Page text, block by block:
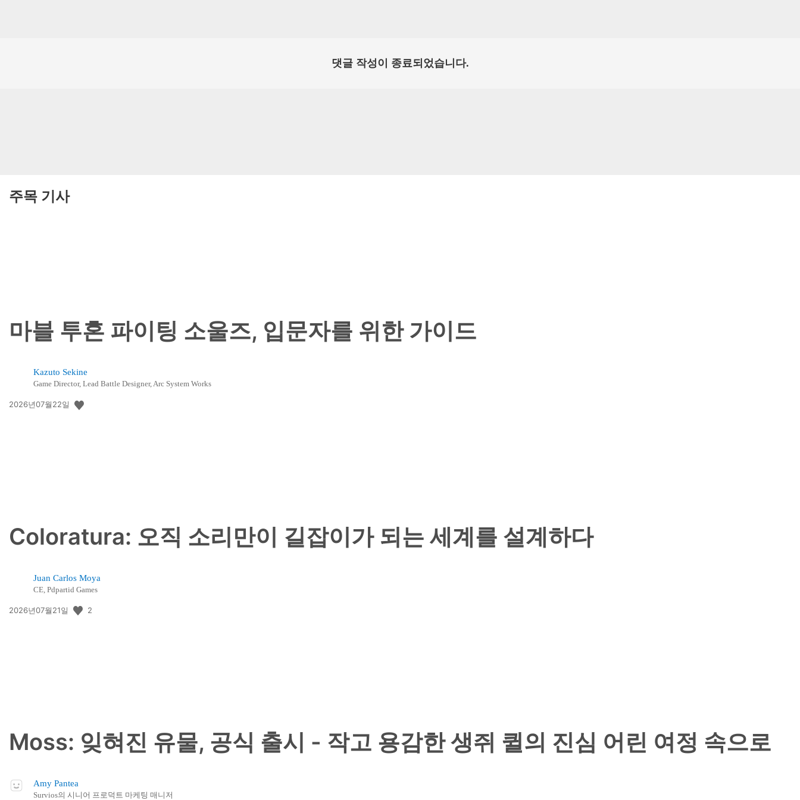
댓글 작성이 종료되었습니다.
주목 기사
마블 투혼 파이팅 소울즈, 입문자를 위한 가이드
Kazuto Sekine
Game Director, Lead Battle Designer, Arc System Works
공
2026년07월22일
Coloratura: 오직 소리만이 길잡이가 되는 세계를 설계하다
Juan Carlos Moya
CE, Pdpartid Games
공
2026년07월21일 2
Moss: 잊혀진 유물, 공식 출시 - 작고 용감한 생쥐 퀼의 진심 어린 여정 속으로
Amy Pantea
Survios의 시니어 프로덕트 마케팅 매니저